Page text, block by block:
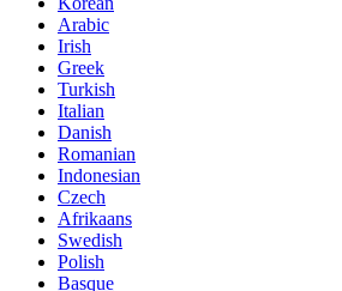
Arabic
Irish
Greek
Turkish
Italian
Danish
Romanian
Indonesian
Czech
Afrikaans
Swedish
Polish
Basque